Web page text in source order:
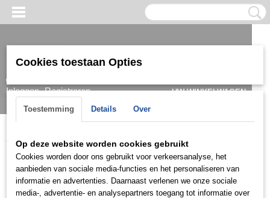
Inloggen Registreren
UW WINKELWAGEN
Home > Armband > Dames Zilver > ZAD0414
Cookies toestaan Opties
Toestemming Details Over
Op deze website worden cookies gebruikt
Cookies worden door ons gebruikt voor verkeersanalyse, het
aanbieden van sociale media-functies en het personaliseren van
informatie en advertenties. Daarnaast verlenen we onze sociale
media-, advertentie- en analysepartners toegang tot informatie over